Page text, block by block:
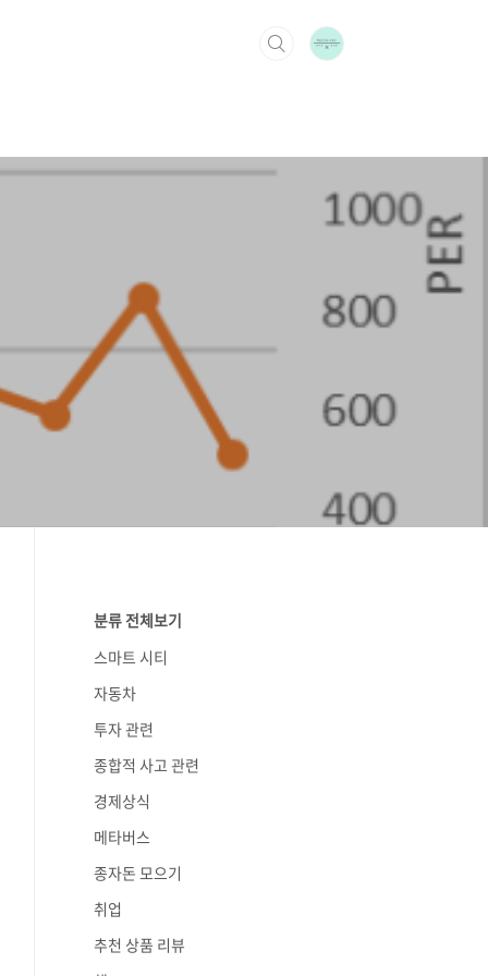
분류 전체보기
스마트 시티
자동차
투자 관련
종합적 사고 관련
경제상식
메타버스
종자돈 모으기
취업
추천 상품 리뷰